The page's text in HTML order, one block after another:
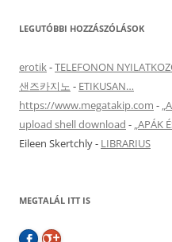
LEGUTÓBBI HOZZÁSZÓLÁSOK
erotik-TELEFONON
샌즈카지노 - ETIKUSAN…
https://www.megatakip.com -
upload shell download - „APÁK
Eileen Skertchly- LIBRARIUS
MEGTALÁL ITT IS